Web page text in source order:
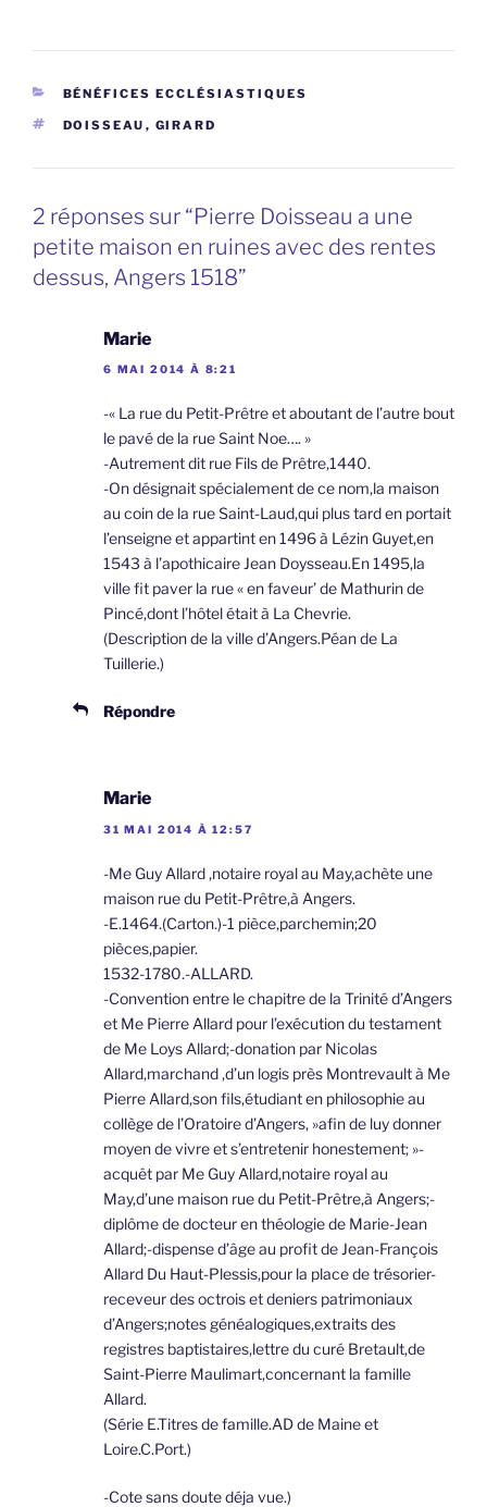
CATÉGORIES
BÉNÉFICES ECCLÉSIASTIQUES
ÉTIQUETTES
DOISSEAU , GIRARD
2 réponses sur “Pierre Doisseau a une
petite maison en ruines avec des rentes
dessus, Angers 1518”
Marie
6 MAI 2014 À 8:21
-« La rue du Petit-Prêtre et aboutant de l’autre bout
le pavé de la rue Saint Noe…. »
-Autrement dit rue Fils de Prêtre,1440.
-On désignait spécialement de ce nom,la maison
au coin de la rue Saint-Laud,qui plus tard en portait
l’enseigne et appartint en 1496 à Lézin Guyet,en
1543 à l’apothicaire Jean Doysseau.En 1495,la
ville fit paver la rue « en faveur’ de Mathurin de
Pincé,dont l’hôtel était à La Chevrie.
(Description de la ville d’Angers.Péan de La
Tuillerie.)
Répondre
Marie
31 MAI 2014 À 12:57
-Me Guy Allard ,notaire royal au May,achète une
maison rue du Petit-Prêtre,à Angers.
-E.1464.(Carton.)-1 pièce,parchemin;20
pièces,papier.
1532-1780.-ALLARD.
-Convention entre le chapitre de la Trinité d’Angers
et Me Pierre Allard pour l’exécution du testament
de Me Loys Allard;-donation par Nicolas
Allard,marchand ,d’un logis près Montrevault à Me
Pierre Allard,son fils,étudiant en philosophie au
collège de l’Oratoire d’Angers, »afin de luy donner
moyen de vivre et s’entretenir honestement; »-
acquêt par Me Guy Allard,notaire royal au
May,d’une maison rue du Petit-Prêtre,à Angers;-
diplôme de docteur en théologie de Marie-Jean
Allard;-dispense d’âge au profit de Jean-François
Allard Du Haut-Plessis,pour la place de trésorier-
receveur des octrois et deniers patrimoniaux
d’Angers;notes généalogiques,extraits des
registres baptistaires,lettre du curé Bretault,de
Saint-Pierre Maulimart,concernant la famille
Allard.
(Série E.Titres de famille.AD de Maine et
Loire.C.Port.)
-Cote sans doute déja vue.)